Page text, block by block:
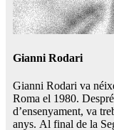
Gianni Rodari
Gianni Rodari va
Roma el 1980.
d’ensenyament, va
anys. Al final de la